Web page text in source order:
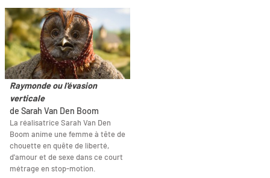
Raymonde ou l'évasion
verticale
de Sarah Van Den Boom
La réalisatrice Sarah Van Den
Boom anime une femme à tête de
chouette en quête de liberté,
d'amour et de sexe dans ce court
métrage en stop-motion.